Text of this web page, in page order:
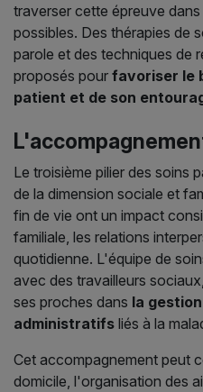
traverser cette épreuve
possibles. Des thérapies de
parole et des techniques de
proposés pour favoriser le
patient et de son
Le troisième pilier des soins
de la dimension sociale et
fin de vie ont un impact
familiale, les relations
quotidienne. L'équipe de
avec des travailleurs
ses proches dans la
administratifs liés à la
Cet accompagnement peut
domicile, l'organisation des